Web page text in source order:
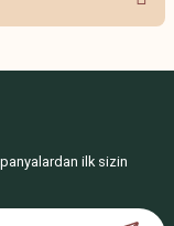
ilk sizin